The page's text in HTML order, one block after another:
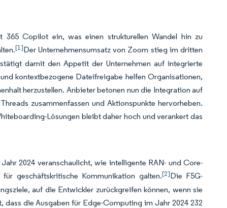
365 Copilot ein, was einen strukturellen Wandel hin zu
[1]Der Unternehmensumsatz von Zoom stieg im dritten
damit den Appetit der Unternehmen auf integrierte
kontextbezogene Dateifreigabe helfen Organisationen,
herzustellen. Anbieter betonen nun die Integration auf
zusammenfassen und Aktionspunkte hervorheben.
Lösungen bleibt daher hoch und verankert das
2024 veranschaulicht, wie intelligente RAN- und Core-
geschäftskritische Kommunikation galten.[2]Die F5G-
auf die Entwickler zurückgreifen können, wenn sie
die Ausgaben für Edge-Computing im Jahr 2024 232